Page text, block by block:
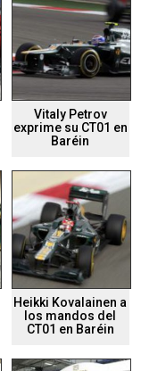
Vitaly Petrov
exprime su CT01 en
Baréin
Heikki Kovalainen a
los mandos del
CT01 en Baréin